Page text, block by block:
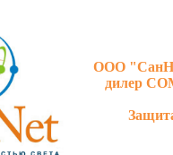
ООО
дилер